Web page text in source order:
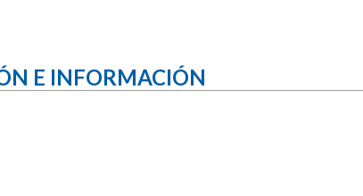
E INFORMACIÓN